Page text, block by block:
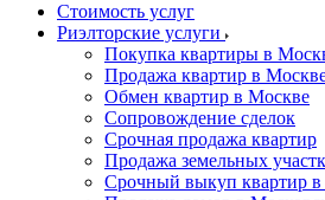
Стоимость услуг
Риэлторские услуги
Покупка квартиры в
Продажа квартир в
Обмен квартир в Москве
Сопровождение сделок
Срочная продажа квартир
Продажа земельных
Срочный выкуп квартир